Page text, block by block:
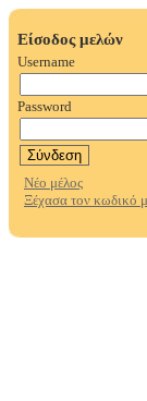
Είσοδος μελών
Username
Password
Νέο μέλος
Ξέχασα τον κωδικό